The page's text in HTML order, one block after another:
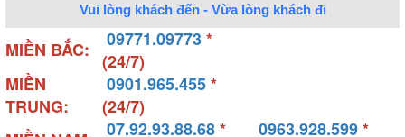
Vui lòng khách đến - Vừa lòng khách đi
MIỀN BẮC: 09771.09773*
(24/7)
MIỀN
TRUNG:
0901.965.455*
(24/7)
07.92.93.88.68*
0963.928.599*